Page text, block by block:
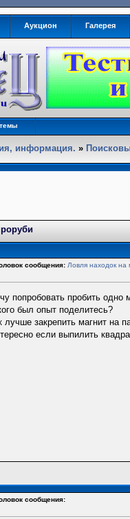
Аукцион Галерея
информация. »
сообщения: Ловля находок на
попробовать пробить одно
был опыт поделитесь?
лучше закрепить магнит на
если выпилить
сообщения: